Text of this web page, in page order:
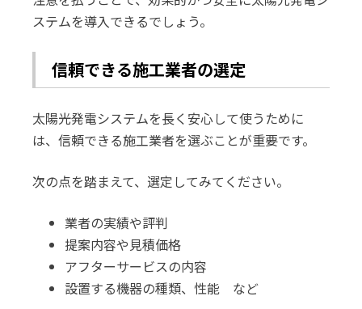
ステムを導入できるでしょう。
信頼できる施工業者の選定
太陽光発電システムを長く安心して使うために
は、信頼できる施工業者を選ぶことが重要です。
次の点を踏まえて、選定してみてください。
業者の実績や評判
提案内容や見積価格
アフターサービスの内容
設置する機器の種類、性能 など